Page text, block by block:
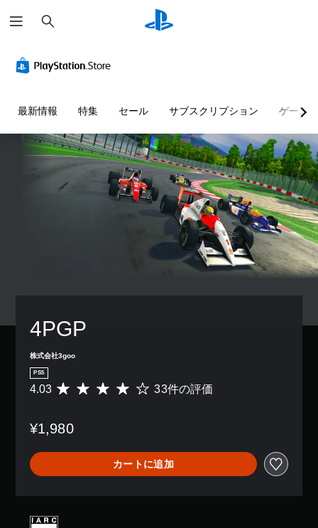
索
最新情報 特集 セール サブスクリプション ゲーム
4PGP
株式会社3goo
PS5
評
は
3
、
平
価
4.03 33件の評価
¥1,980
カートに追加